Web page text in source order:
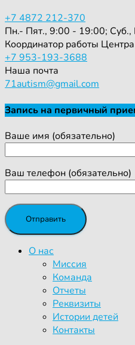
+7 4872 212-370
Пн.- Пят., 9:00 - 19:00;
Координатор работы Центра
+7 953-193-3688
Наша почта
71autism@gmail.com
Запись на первичный
Ваше имя (обязательно)
Ваш телефон (обязательно)
О нас
Миссия
Команда
Отчеты
Реквизиты
Истории детей
Контакты